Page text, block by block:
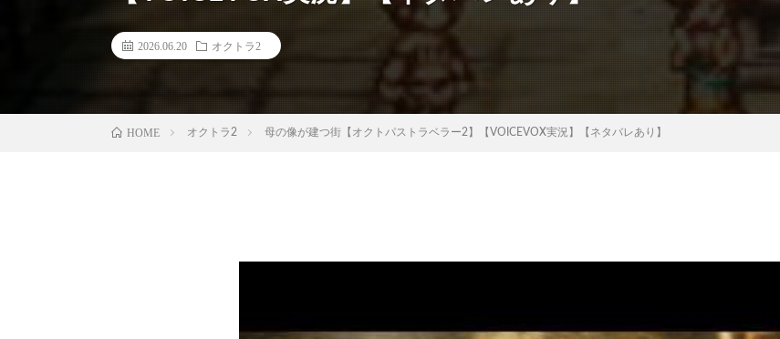
2026.06.20 オクトラ2
HOME オクトラ2 母の像が建つ街【オクトパストラベラー2】【VOICEVOX実況】【ネタバレあり】